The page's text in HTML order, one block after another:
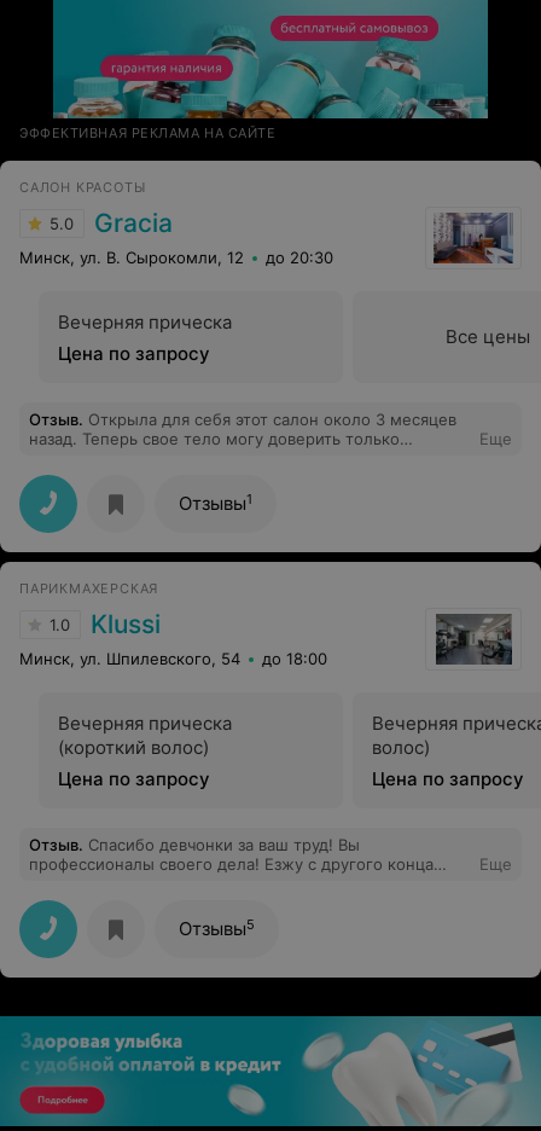
ЭФФЕКТИВНАЯ РЕКЛАМА НА САЙТЕ
САЛОН КРАСОТЫ
5.0 Gracia
Минск, ул. В. Сырокомли, 12 до 20:30
Вечерняя прическа
Цена по запросу
Все цены
Отзыв. Открыла для себя этот салон около 3 месяцев
назад. Теперь свое тело могу доверить только
индивидуальный подход, профессиональные
сотрудники. Особенно радуют цены) Спасибо за вашу
работу ❤️! Салон однозначно рекомендую!
Еще
Отзывы1
ПАРИКМАХЕРСКАЯ
1.0 Klussi
Минск, ул. Шпилевского, 54 до 18:00
Вечерняя прическа
(короткий волос)
Цена по запросу
Вечерняя
волос)
Цена по запросу
Отзыв. Спасибо девчонки за ваш труд! Вы
профессионалы своего дела! Езжу с другого конца
Еще
Отзывы5